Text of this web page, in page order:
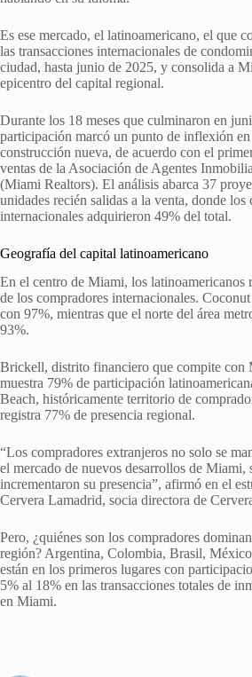
Es ese mercado, el latinoamericano, el que
las transacciones internacionales de
ciudad, hasta junio de 2025, y consolida a
epicentro del capital regional.
Durante los 18 meses que culminaron en
participación marcó un punto de inflexión
construcción nueva, de acuerdo con el
ventas de la Asociación de Agentes
(Miami Realtors). El análisis abarca 37
unidades recién salidas a la venta, donde los
internacionales adquirieron 49% del total.
Geografía del capital latinoamericano
En el centro de Miami, los latinoamericanos
de los compradores internacionales.
con 97%, mientras que el norte del área
93%.
Brickell, distrito financiero que compite con
muestra 79% de participación
Beach, históricamente territorio de
registra 77% de presencia regional.
“Los compradores extranjeros no solo se
el mercado de nuevos desarrollos de Miami,
incrementaron su presencia”, afirmó en el
Cervera Lamadrid, socia directora de
Pero, ¿quiénes son los compradores
región? Argentina, Colombia, Brasil,
están en los primeros lugares con
5% al 18% en las transacciones totales de
en Miami.